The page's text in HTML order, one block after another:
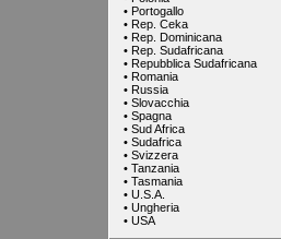
• Portogallo
• Rep. Ceka
• Rep. Dominicana
• Rep. Sudafricana
• Repubblica Sudafricana
• Romania
• Russia
• Slovacchia
• Spagna
• Sud Africa
• Sudafrica
• Svizzera
• Tanzania
• Tasmania
• U.S.A.
• Ungheria
• USA